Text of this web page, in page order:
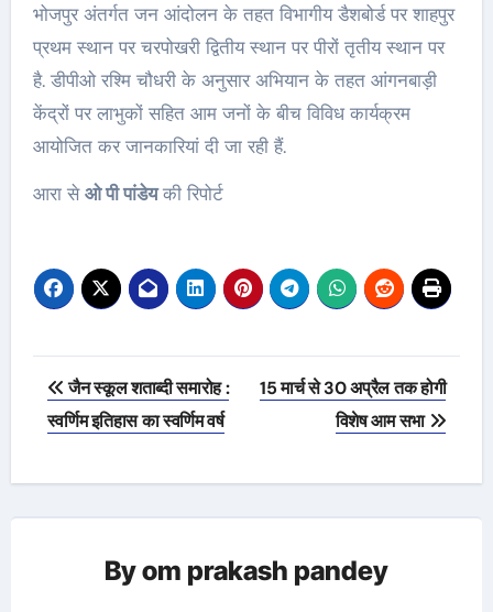
भोजपुर अंतर्गत जन आंदोलन के तहत विभागीय डैशबोर्ड पर शाहपुर
प्रथम स्थान पर चरपोखरी द्वितीय स्थान पर पीरों तृतीय स्थान पर
है. डीपीओ रश्मि चौधरी के अनुसार अभियान के तहत आंगनबाड़ी
केंद्रों पर लाभुकों सहित आम जनों के बीच विविध कार्यक्रम
आयोजित कर जानकारियां दी जा रही हैं.
आरा सेओ पी पांडेयकी रिपोर्ट
Post
navigation
जैन स्कूल शताब्दी समारोह :
स्वर्णिम इतिहास का स्वर्णिम वर्ष
15 मार्च से 30 अप्रैल तक होगी
विशेष आम सभा
Byom prakash pandey